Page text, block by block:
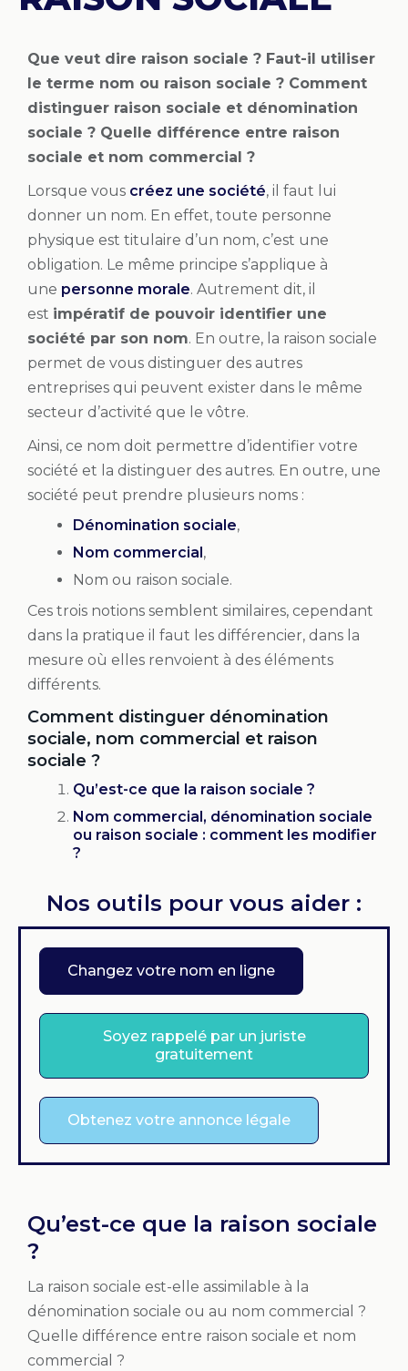
Que veut dire raison sociale ? Faut-il utiliser
le terme nom ou raison sociale ? Comment
distinguer raison sociale et dénomination
sociale ? Quelle différence entre raison
sociale et nom commercial ?
Lorsque vous créez une société, il faut lui
donner un nom. En effet, toute personne
physique est titulaire d’un nom, c’est une
obligation. Le même principe s’applique à
une personne morale. Autrement dit, il
est impératif de pouvoir identifier une
société par son nom. En outre, la raison sociale
permet de vous distinguer des autres
entreprises qui peuvent exister dans le même
secteur d’activité que le vôtre.
Ainsi, ce nom doit permettre d’identifier votre
société et la distinguer des autres. En outre, une
société peut prendre plusieurs noms :
Dénomination sociale,
Nom commercial,
Nom ou raison sociale.
Ces trois notions semblent similaires, cependant
dans la pratique il faut les différencier, dans la
mesure où elles renvoient à des éléments
différents.
Comment distinguer dénomination
sociale, nom commercial et raison
sociale ?
Qu’est-ce que la raison sociale ?
Nom commercial, dénomination sociale
ou raison sociale : comment les modifier
?
Nos outils pour vous aider :
Changez votre nom en ligne
Soyez rappelé par un juriste
gratuitement
Obtenez votre annonce légale
Qu’est-ce que la raison sociale
?
La raison sociale est-elle assimilable à la
dénomination sociale ou au nom commercial ?
Quelle différence entre raison sociale et nom
commercial ?